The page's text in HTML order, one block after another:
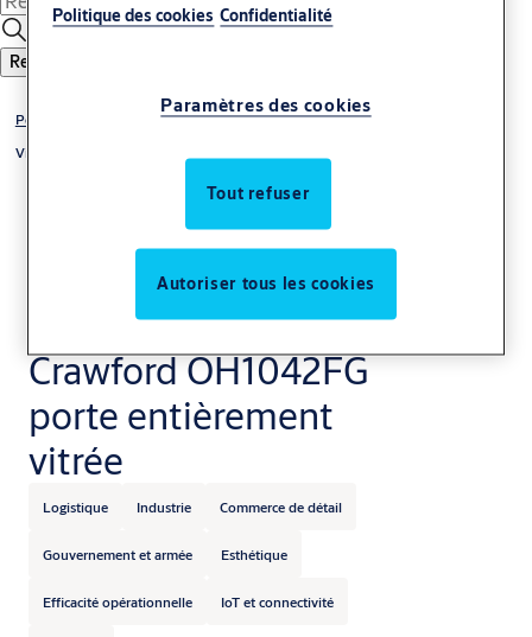
Recherche
Portes sectionnelles
Vitré
Crawford OH1042FG
porte entièrement
vitrée
Logistique Industrie Commerce de détail
Gouvernement et armée Esthétique
Efficacité opérationnelle IoT et connectivité
Politique des cookies Confidentialité
Paramètres des cookies
Tout refuser
Autoriser tous les cookies